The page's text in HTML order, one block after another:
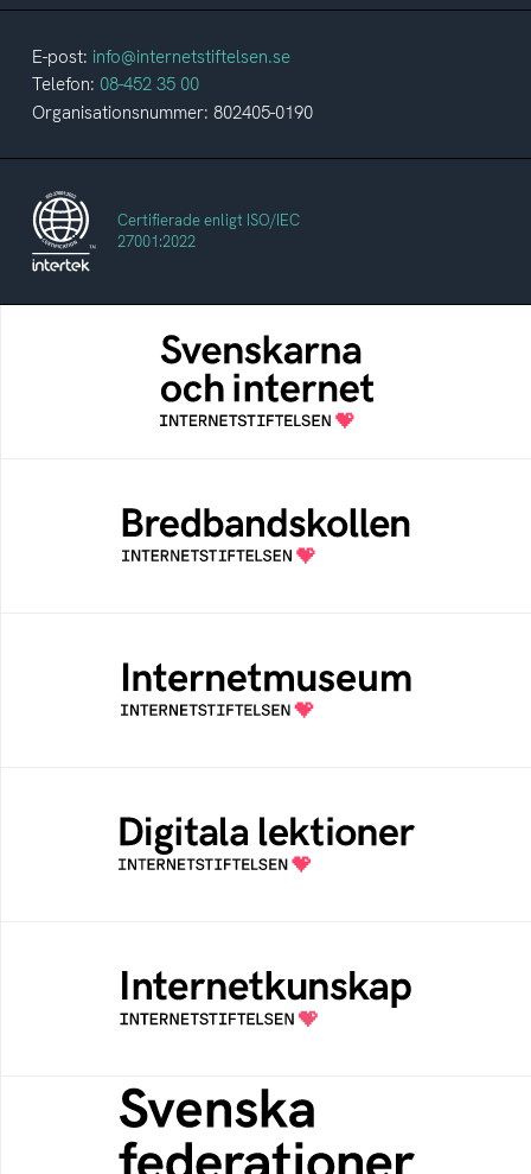
E-post: info@internetstiftelsen.se
Telefon: 08-452 35 00
Organisationsnummer: 802405-0190
Certifierade enligt ISO/IEC
27001:2022
Svenskarna och internet
En årlig studie av svenska folkets
internetvanor
Bredbandskollen är ett oberoende
konsumentverktyg som drivs av
Internetstiftelsen
Ett digitalt museum som byggts, och kureras
av Internetstiftelsen
Öppen digital lärresurs med färdiga lektioner
för alla stadier i grundskolan
Samlad kunskap som hjälper dig att bli en
säker och medveten internetanvändare
Svenska federationer
Grunden för medlemskap i en sektors- eller
kontextspecifik federation